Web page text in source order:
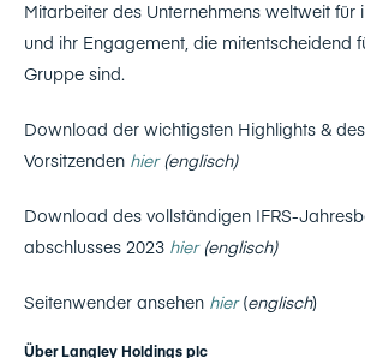
Mitarbeiter des Unternehmens weltweit für
und ihr Engagement, die mitentscheidend
Gruppe sind.
Download der wichtigsten Highlights &
Vorsitzenden hier(englisch)
Download des vollständigen IFRS-
abschlusses 2023 hier(englisch)
Seitenwender ansehen hier(englisch)
Über Langley Holdings plc